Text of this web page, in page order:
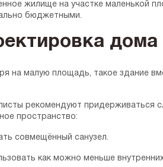
жилище на участке маленькой
бюджетными.
на малую площадь, такое здание
рекомендуют придерживаться
пространство:
совмещённый санузел.
как можно меньше